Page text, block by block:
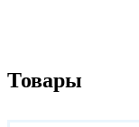
Товары